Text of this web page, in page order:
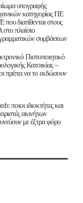
υπογραφής
κατηγορίας ΠΕ
που διατίθενται στους
πλαίσιο
συμβάσεων
Πιστοποιητικό
Κατοικίας –
πρέπει να το εκδώσουν
ποιοι ιδιοκτήτες και
ακινήτων
με έξτρα φόρο